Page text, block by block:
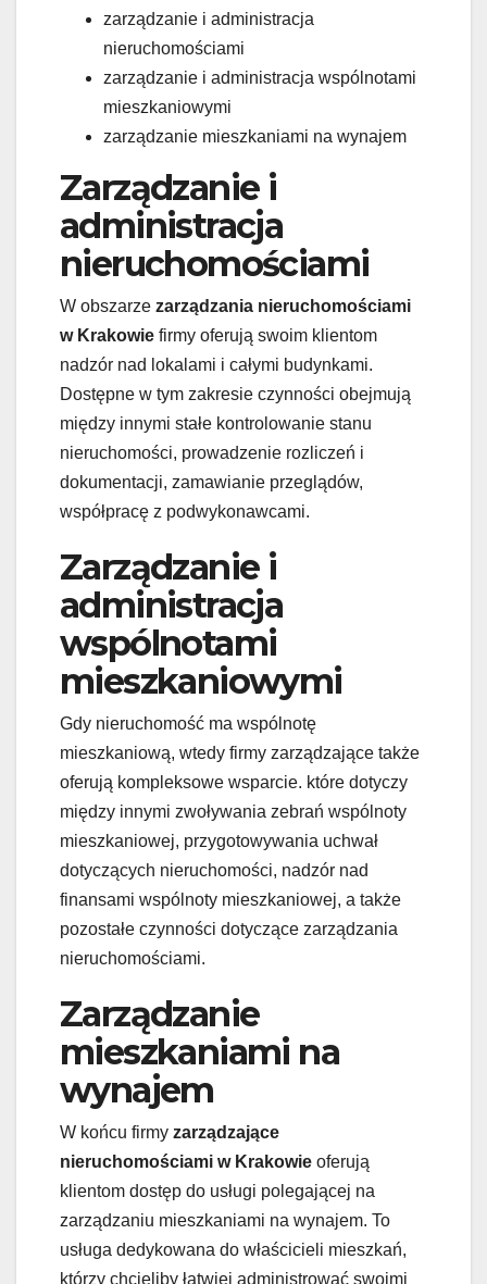
zarządzanie i administracja
nieruchomościami
zarządzanie i administracja wspólnotami
mieszkaniowymi
zarządzanie mieszkaniami na wynajem
Zarządzanie i
administracja
nieruchomościami
W obszarze zarządzania nieruchomościami
w Krakowie firmy oferują swoim klientom
nadzór nad lokalami i całymi budynkami.
Dostępne w tym zakresie czynności obejmują
między innymi stałe kontrolowanie stanu
nieruchomości, prowadzenie rozliczeń i
dokumentacji, zamawianie przeglądów,
współpracę z podwykonawcami.
Zarządzanie i
administracja
wspólnotami
mieszkaniowymi
Gdy nieruchomość ma wspólnotę
mieszkaniową, wtedy firmy zarządzające także
oferują kompleksowe wsparcie. które dotyczy
między innymi zwoływania zebrań wspólnoty
mieszkaniowej, przygotowywania uchwał
dotyczących nieruchomości, nadzór nad
finansami wspólnoty mieszkaniowej, a także
pozostałe czynności dotyczące zarządzania
nieruchomościami.
Zarządzanie
mieszkaniami na
wynajem
W końcu firmy zarządzające
nieruchomościami w Krakowie oferują
klientom dostęp do usługi polegającej na
zarządzaniu mieszkaniami na wynajem. To
usługa dedykowana do właścicieli mieszkań,
którzy chcieliby łatwiej administrować swoimi